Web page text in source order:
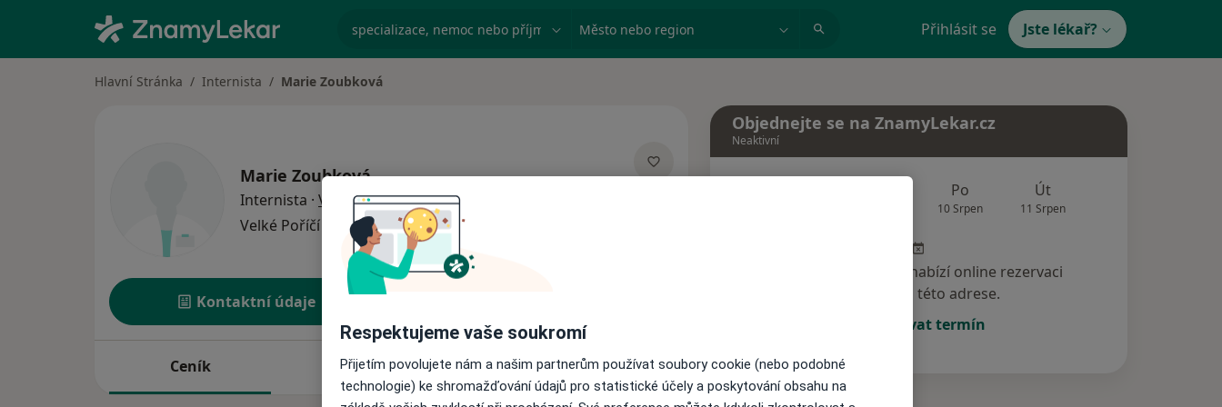
specializace, nemoc nebo příjmení Město nebo region Přihlásit se Jste lékař?
Hlavní Stránka Internista Marie Zoubková
Marie Zoubková
Internista · Více
o specializacích
Velké Poříčí
1 adresa
Kontaktní údaje
Ceník Adresy Názory pacientů
Objednejte se na ZnamyLekar.cz
Neaktivní
Po
10 Srpen
Út
11 Srpen
Tento specialista nenabízí online rezervaci
termínu na této adrese.
Rezervovat termín
Respektujeme vaše soukromí
Přijetím povolujete nám a našim partnerům používat soubory cookie (nebo podobné
technologie) ke shromažďování údajů pro statistické účely a poskytování obsahu na